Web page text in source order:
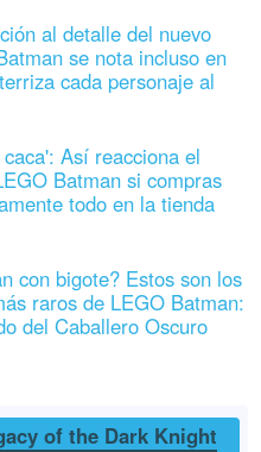
al detalle del nuevo
se nota incluso en
cada personaje al
Así reacciona el
Batman si compras
todo en la tienda
con bigote? Estos son los
raros de LEGO Batman:
del Caballero Oscuro
of the Dark Knight